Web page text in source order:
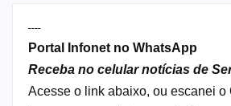
----
Portal Infonet no WhatsApp
Receba no celular notícias de
Acesse o link abaixo, ou escanei o